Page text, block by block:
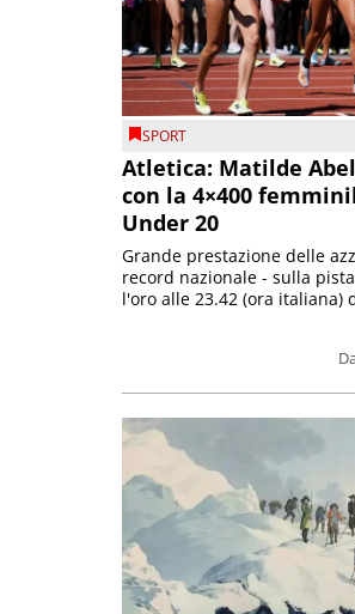
SPORT
Atletica: Matilde
con la 4×400
Under 20
Grande prestazione delle
record nazionale - sulla
l'oro alle 23.42 (ora italiana)